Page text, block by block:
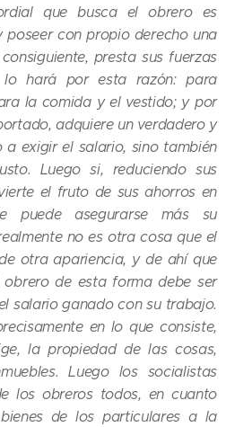
que busca el obrero es
con propio derecho una
presta sus fuerzas
hará por esta razón: para
la comida y el vestido; y por
adquiere un verdadero y
exigir el salario, sino también
Luego si, reduciendo sus
el fruto de sus ahorros en
puede asegurarse más su
no es otra cosa que el
otra apariencia, y de ahí que
de esta forma debe ser
salario ganado con su trabajo.
en lo que consiste,
la propiedad de las cosas,
Luego los socialistas
los obreros todos, en cuanto
de los particulares a la